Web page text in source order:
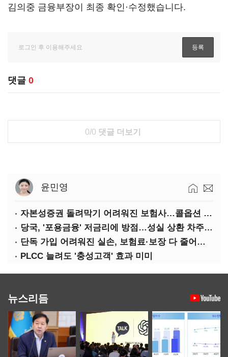
김의중 금융부장이 최종 확인·수정했습니다.
댓글 0
0/0 댓글 더보기
윤민영
자본성증권 돌려막기 어려워진 보험사…콜옵션 부담 급증
당국, '포용금융' 저금리에 방점…성실 상환 차주는 '역차별'
단독 가입 어려워진 실손, 보험료·보장 다 줄어든 5세대는?
PLCC 늘려도 '충성고객' 효과 미미
뉴스리듬